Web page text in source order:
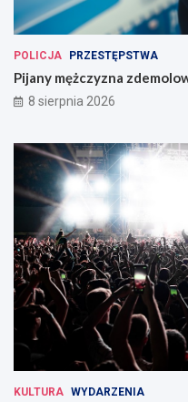
POLICJA PRZESTĘPSTWA
Pijany mężczyzna
8 sierpnia 2026
KULTURA WYDARZENIA